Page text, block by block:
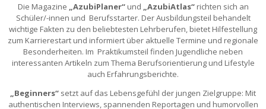
Die Magazine „AzubiPlaner“und „AzubiAtlas“richten sich an
Schüler/-innen und Berufsstarter. Der Ausbildungsteil behandelt
wichtige Fakten zu den beliebtesten Lehrberufen, bietet Hilfestellung
zum Karrierestart und informiert über aktuelle Termine und regionale
Besonderheiten. Im Praktikumsteil finden Jugendliche neben
interessanten Artikeln zum Thema Berufsorientierung und Lifestyle
auch Erfahrungsberichte.
„Beginners“ setzt auf das Lebensgefühl der jungen Zielgruppe: Mit
authentischen Interviews, spannenden Reportagen und humorvollen